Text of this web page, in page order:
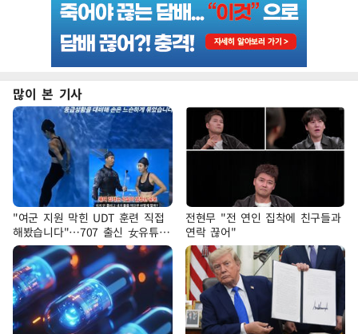
많이 본 기사
"여군 지원 막힌 UDT 훈련 직접
해봤습니다"…707 출신 女유튜버
'완벽 소화'
전현무 "전 연인 집착에 친구들과
연락 끊어"